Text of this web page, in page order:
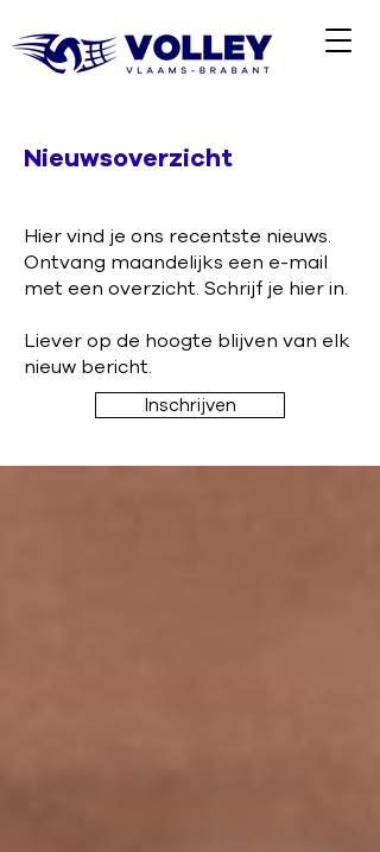
Nieuwsoverzicht
Hier vind je ons recentste nieuws.
Ontvang maandelijks een e-mail
met een overzicht. Schrijf je hier in.
Liever op de hoogte blijven van elk
nieuw bericht.
Inschrijven